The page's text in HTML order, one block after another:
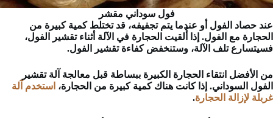
فول سوداني مقشر
عند حصاد الفول أو عندما يتم تجفيفه، قد تختلط كمية كبيرة من
الحجارة مع الفول. إذا أُلقيت الحجارة في الآلة أثناء تقشير الفول،
فسيتسارع تلف الآلة، وستنخفض كفاءة تقشير الفول.
من الأفضل انتقاء الحجارة الكبيرة ببساطة قبل معالجة آلة تقشير
الفول السوداني. إذا كانت هناك كمية كبيرة من الحجارة، استخدم آلة
غربلة لإزالة الحجارة.